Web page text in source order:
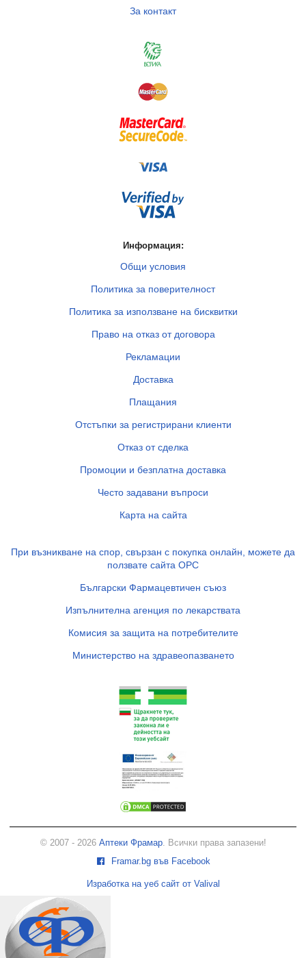
За контакт
Информация:
Общи условия
Политика за поверителност
Политика за използване на бисквитки
Право на отказ от договора
Рекламации
Доставка
Плащания
Отстъпки за регистрирани клиенти
Отказ от сделка
Промоции и безплатна доставка
Често задавани въпроси
Карта на сайта
При възникване на спор, свързан с покупка онлайн, можете да
ползвате сайта ОРС
Български Фармацевтичен съюз
Изпълнителна агенция по лекарствата
Комисия за защита на потребителите
Министерство на здравеопазването
© 2007 - 2026 Аптеки Фрамар. Всички права запазени!
Framar.bg във Facebook
Изработка на уеб сайт от Valival